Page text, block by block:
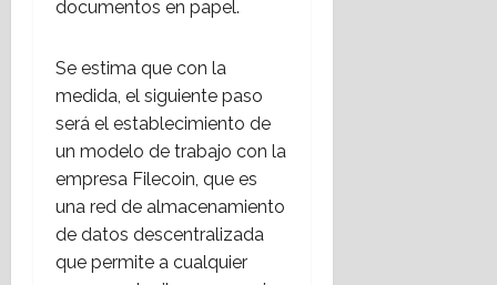
documentos en papel.
Se estima que con la
medida, el siguiente paso
será el establecimiento de
un modelo de trabajo con la
empresa Filecoin, que es
una red de almacenamiento
de datos descentralizada
que permite a cualquier